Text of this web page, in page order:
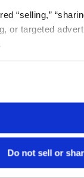
“selling,”
or targeted
Do not sell or